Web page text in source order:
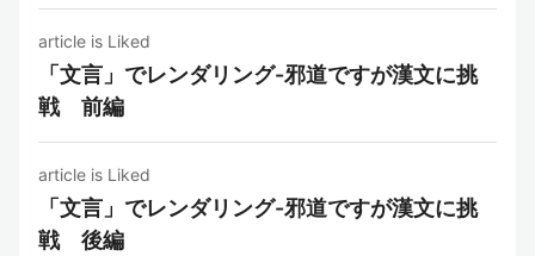
article is Liked
「文言」でレンダリング-邪道ですが漢文に挑
戦 前編
article is Liked
「文言」でレンダリング-邪道ですが漢文に挑
戦 後編